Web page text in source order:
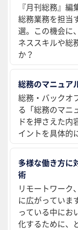
『月刊総務』
総務業務を担当
選。この機会に
ネススキルや総
か？
総務のマニュア
総務・バックオ
る「総務のマニ
ドを押さえた内
イントを具体的
多様な働き方
術
リモートワーク
に広がっていま
っている中にお
化するために、